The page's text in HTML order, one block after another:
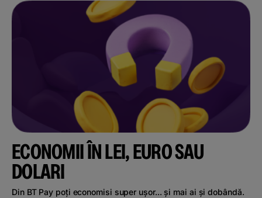
ECONOMII ÎN LEI, EURO SAU
DOLARI
Din BT Pay poți economisi super ușor... și mai ai și dobândă.